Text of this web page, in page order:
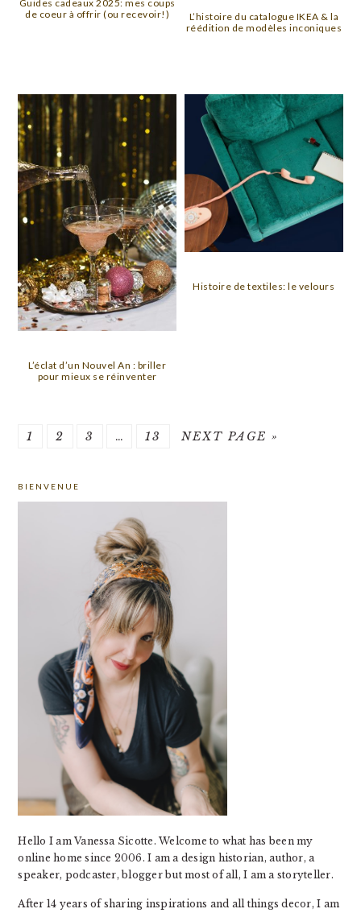
Guides cadeaux 2025: mes coups
de coeur à offrir (ou recevoir!)
L’histoire du catalogue IKEA & la
réédition de modèles inconiques
L’éclat d’un Nouvel An : briller
pour mieux se réinventer
Histoire de textiles: le velours
PAGE
1 PAGE
2 PAGE
3
Interim
… PAGE
13
GO
NEXT PAGE »
SIDEBAR
BIENVENUE
Hello I am Vanessa Sicotte. Welcome to what has been my
online home since 2006. I am a design historian, author, a
speaker, podcaster, blogger but most of all, I am a storyteller.
After 14 years of sharing inspirations and all things decor, I am